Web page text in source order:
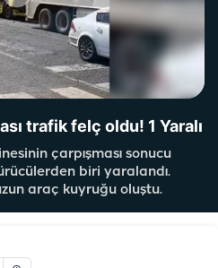
trafik felç oldu! 1 Yaralı
çarpışması sonucu
biri yaralandı.
araç kuyruğu oluştu.